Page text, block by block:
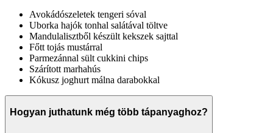
Avokádószeletek tengeri sóval
Uborka hajók tonhal salátával töltve
Mandulalisztből készült kekszek sajttal
Főtt tojás mustárral
Parmezánnal sült cukkini chips
Szárított marhahús
Kókusz joghurt málna darabokkal
Hogyan juthatunk még több tápanyaghoz?